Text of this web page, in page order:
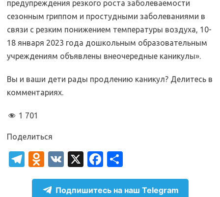
предупреждения резкого роста заболеваемости
сезонным гриппом и простудными заболеваниями в
связи с резким понижением температуры воздуха, 10-
18 января 2023 года дошкольным образовательным
учреждениям объявлены внеочередные каникулы».
Вы и ваши дети рады продлению каникул? Делитесь в
комментариях.
1 701
Поделиться
T
el
O
d
n
V
K
X
Fa
c
e
т
п
Подпишитесь на наш Telegram